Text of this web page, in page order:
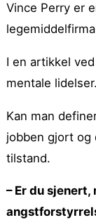
Vince Perry er
I en artikkel
mentale lidelser.
Kan man
jobben gjort og
tilstand.
– Er du